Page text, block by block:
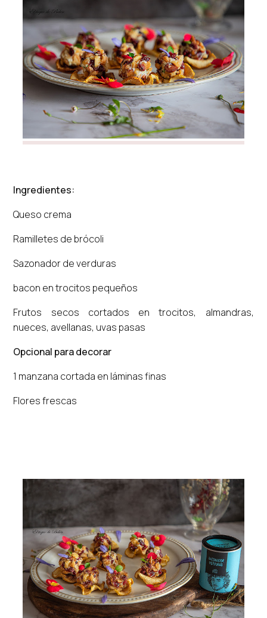
Ingredientes:
Queso crema
Ramilletes de brócoli
Sazonador de verduras
bacon en trocitos pequeños
Frutos secos cortados en trocitos, almandras,
nueces, avellanas, uvas pasas
Opcional para decorar
1 manzana cortada en láminas finas
Flores frescas